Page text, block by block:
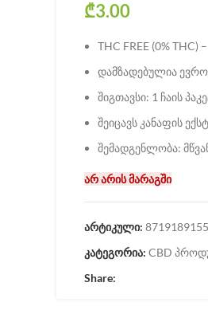
₾3.00
THC FREE (0%
დამზადებულია
შიგთავსი: 1 ჩაის
შეიცავს კანაფის
შემადგენლობა:
არ არის მარაგში
არტიკული:
კატეგორია: CBD
Share: